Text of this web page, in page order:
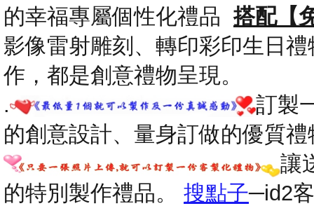
的幸福專屬個性化禮品搭配【
影像雷射雕刻、轉印彩印生日禮
作，都是創意禮物呈現。
.
訂製
的創意設計、量身訂做的優質禮
讓
的特別製作禮品。 搜點子─id2